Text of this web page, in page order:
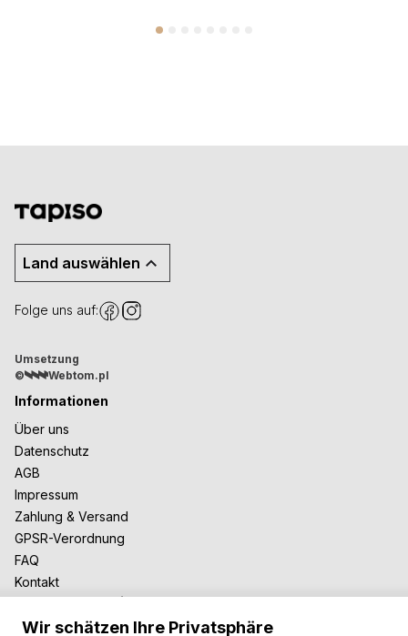
Land auswählen
Folge uns auf:
Umsetzung
©
Webtom.pl
Informationen
Über uns
Datenschutz
AGB
Impressum
Zahlung & Versand
GPSR-Verordnung
FAQ
Kontakt
Zusammenarbeit
Für Blogger
Wir schätzen Ihre Privatsphäre